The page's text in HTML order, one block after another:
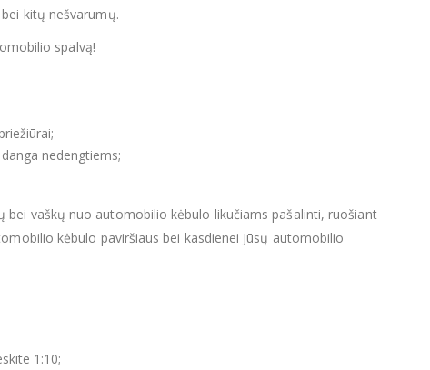
kitų nešvarumų.
spalvą!
nedengtiems;
bei vaškų nuo automobilio kėbulo likučiams pašalinti, ruošiant
kėbulo paviršiaus bei kasdienei Jūsų automobilio
1:10;